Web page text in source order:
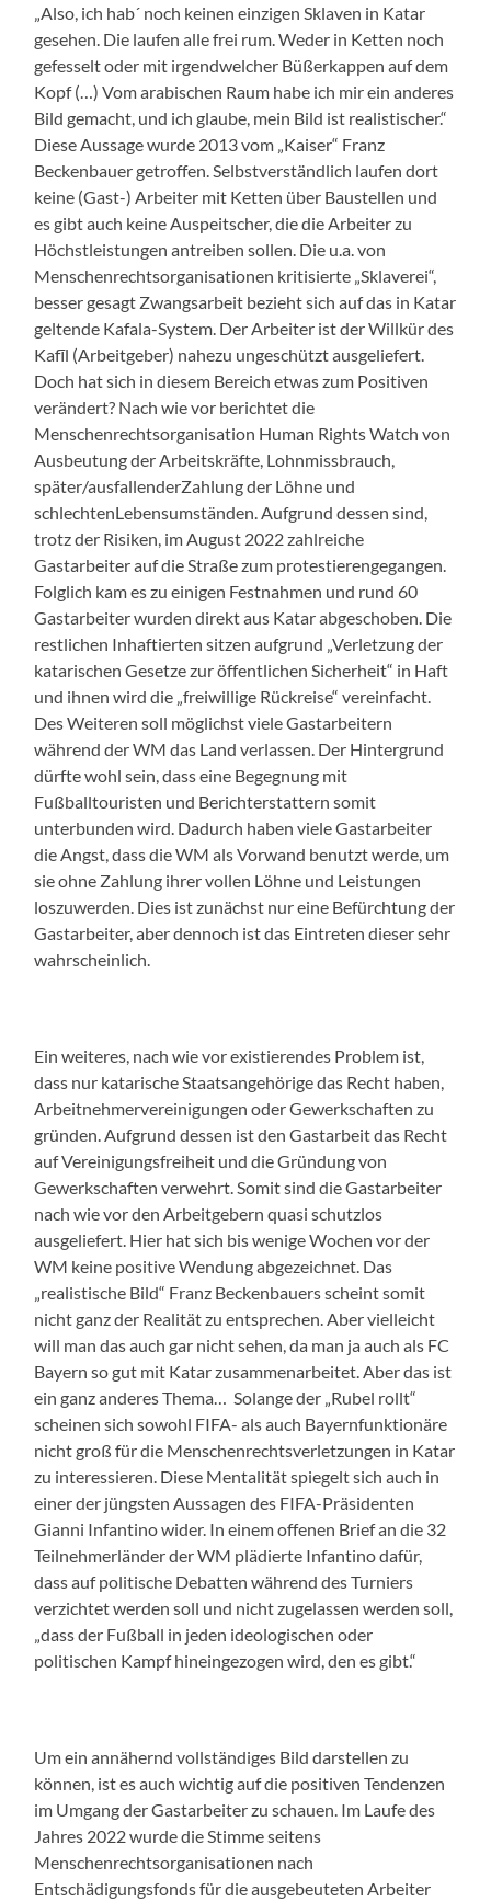
„Also, ich hab´ noch keinen einzigen Sklaven in Katar
gesehen. Die laufen alle frei rum. Weder in Ketten noch
gefesselt oder mit irgendwelcher Büßerkappen auf dem
Kopf (…) Vom arabischen Raum habe ich mir ein anderes
Bild gemacht, und ich glaube, mein Bild ist realistischer.“
Diese Aussage wurde 2013 vom „Kaiser“ Franz
Beckenbauer getroffen. Selbstverständlich laufen dort
keine (Gast-) Arbeiter mit Ketten über Baustellen und
es gibt auch keine Auspeitscher, die die Arbeiter zu
Höchstleistungen antreiben sollen. Die u.a. von
Menschenrechtsorganisationen kritisierte „Sklaverei“,
besser gesagt Zwangsarbeit bezieht sich auf das in Katar
geltende Kafala-System. Der Arbeiter ist der Willkür des
Kafīl (Arbeitgeber) nahezu ungeschützt ausgeliefert.
Doch hat sich in diesem Bereich etwas zum Positiven
verändert? Nach wie vor berichtet die
Menschenrechtsorganisation Human Rights Watch von
Ausbeutung der Arbeitskräfte, Lohnmissbrauch,
später/ausfallenderZahlung der Löhne und
schlechtenLebensumständen. Aufgrund dessen sind,
trotz der Risiken, im August 2022 zahlreiche
Gastarbeiter auf die Straße zum protestierengegangen.
Folglich kam es zu einigen Festnahmen und rund 60
Gastarbeiter wurden direkt aus Katar abgeschoben. Die
restlichen Inhaftierten sitzenaufgrund „Verletzung der
katarischen Gesetze zuröffentlichen Sicherheit“ in Haft
und ihnen wird die „freiwillige Rückreise“ vereinfacht.
DesWeiteren soll möglichst viele Gastarbeitern
während der WM das Land verlassen. Der Hintergrund
dürfte wohl sein, dass eine Begegnung mit
Fußballtouristen und Berichterstattern somit
unterbunden wird. Dadurch haben viele Gastarbeiter
die Angst, dass die WM als Vorwand benutzt werde, um
sie ohne Zahlung ihrer vollen Löhne und Leistungen
loszuwerden. Dies ist zunächst nur eine Befürchtung der
Gastarbeiter, aber dennoch ist das Eintreten dieser sehr
wahrscheinlich.
Ein weiteres, nach wie vor existierendes Problem ist,
dass nur katarische Staatsangehörige das Recht haben,
Arbeitnehmervereinigungen oder Gewerkschaften zu
gründen. Aufgrund dessen ist den Gastarbeit das Recht
auf Vereinigungsfreiheit und die Gründung von
Gewerkschaften verwehrt. Somit sind die Gastarbeiter
nach wie vor denArbeitgebern quasi schutzlos
ausgeliefert. Hier hat sich bis wenige Wochen vor der
WM keine positive Wendung abgezeichnet. Das
„realistische Bild“ Franz Beckenbauers scheint somit
nicht ganz der Realität zu entsprechen. Aber vielleicht
will man das auch gar nicht sehen, da man ja auch als FC
Bayern so gut mit Katar zusammenarbeitet. Aber das ist
ein ganz anderes Thema… Solange der „Rubel rollt“
scheinen sich sowohl FIFA- als auch Bayernfunktionäre
nicht großfürdie Menschenrechtsverletzungen in Katar
zu interessieren. Diese Mentalität spiegelt sich auch in
einer der jüngsten Aussagen des FIFA-Präsidenten
Gianni Infantino wider. In einem offenen Brief an die 32
Teilnehmerländer der WM plädierte Infantino dafür,
dass auf politische Debatten während des Turniers
verzichtet werden soll und nicht zugelassen werden soll,
„dass der Fußball in jeden ideologischen oder
politischen Kampf hineingezogen wird, den es gibt.“
Um ein annähernd vollständiges Bild darstellen zu
können, ist es auch wichtig auf die positiven Tendenzen
im Umgang der Gastarbeiter zu schauen. Im Laufe des
Jahres 2022 wurde die Stimme seitens
Menschenrechtsorganisationen nach
Entschädigungsfonds für die ausgebeuteten Arbeiter